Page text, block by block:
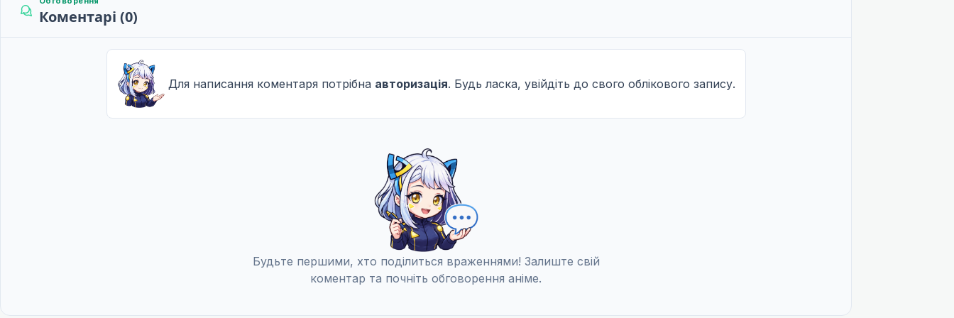
Коментарі (0)
Для написання коментаря потрібна авторизація. Будь ласка, увійдіть до свого облікового запису.
Будьте першими, хто поділиться враженнями! Залиште свій
коментар та почніть обговорення аніме.